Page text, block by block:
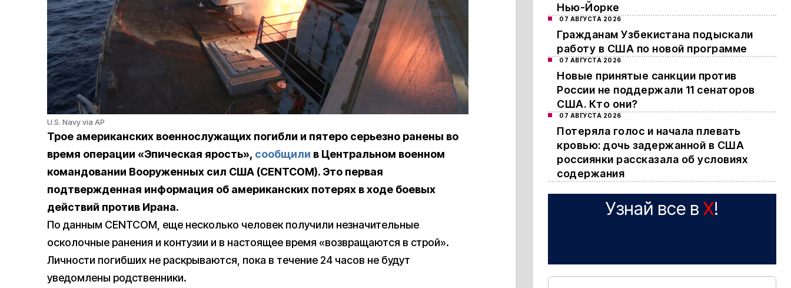
U.S. Navy via AP
Трое американских военнослужащих погибли и пятеро серьезно ранены во
время операции «Эпическая ярость», сообщили в Центральном военном
командовании Вооруженных сил США (CENTCOM). Это первая
подтвержденная информация об американских потерях в ходе боевых
действий против Ирана.
По данным CENTCOM, еще несколько человек получили незначительные
осколочные ранения и контузии и в настоящее время «возвращаются в строй».
Личности погибших не раскрываются, пока в течение 24 часов не будут
уведомлены родственники.
Нью-Йорке
07 АВГУСТА 2026
Гражданам Узбекистана подыскали
работу в США по новой программе
07 АВГУСТА 2026
Новые принятые санкции против
России не поддержали 11 сенаторов
США. Кто они?
07 АВГУСТА 2026
Потеряла голос и начала плевать
кровью: дочь задержанной в США
россиянки рассказала об условиях
содержания
Узнай все в X!